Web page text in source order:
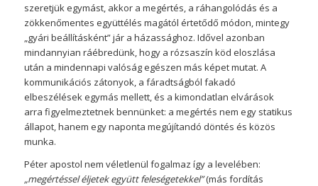
szeretjük egymást, akkor a megértés, a ráhangolódás és a
zökkenőmentes együttélés magától értetődő módon, mintegy
„gyári beállításként” jár a házassághoz. Idővel azonban
mindannyian ráébredünk, hogy a rózsaszín köd eloszlása
után a mindennapi valóság egészen más képet mutat. A
kommunikációs zátonyok, a fáradtságból fakadó
elbeszélések egymás mellett, és a kimondatlan elvárások
arra figyelmeztetnek bennünket: a megértés nem egy statikus
állapot, hanem egy naponta megújítandó döntés és közös
munka.
Péter apostol nem véletlenül fogalmaz így a levelében:
„megértéssel éljetek együtt feleségetekkel”(más fordítás